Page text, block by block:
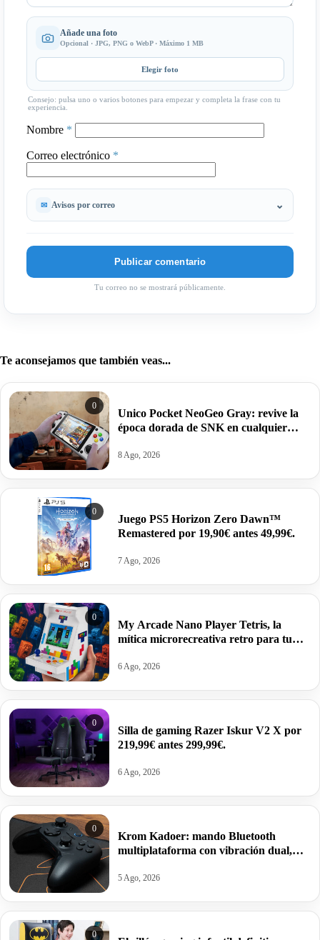
Añade una foto
Opcional · JPG, PNG o WebP · Máximo 1 MB
Elegir foto
Consejo: pulsa uno o varios botones para empezar y completa la frase con tu
experiencia.
Nombre *
Correo electrónico *
Avisos por correo
Tu correo no se mostrará públicamente.
Te aconsejamos que también veas...
0
Unico Pocket NeoGeo Gray: revive la
época dorada de SNK en cualquier
8 Ago, 2026
0
Juego PS5 Horizon Zero Dawn™
Remastered por 19,90€ antes 49,99€.
7 Ago, 2026
0
My Arcade Nano Player Tetris, la
mítica microrecreativa retro para tu
6 Ago, 2026
0
Silla de gaming Razer Iskur V2 X por
219,99€ antes 299,99€.
6 Ago, 2026
0
Krom Kadoer: mando Bluetooth
multiplataforma con vibración dual,
13,99€.
5 Ago, 2026
0